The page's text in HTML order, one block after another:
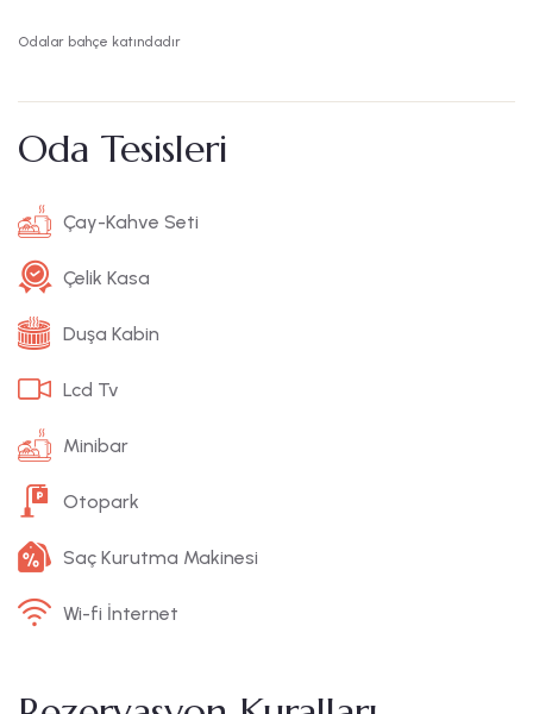
Odalar bahçe katındadır
Oda Tesisleri
Çay-Kahve Seti
Çelik Kasa
Duşa Kabin
Lcd Tv
Minibar
Otopark
Saç Kurutma Makinesi
Wi-fi İnternet